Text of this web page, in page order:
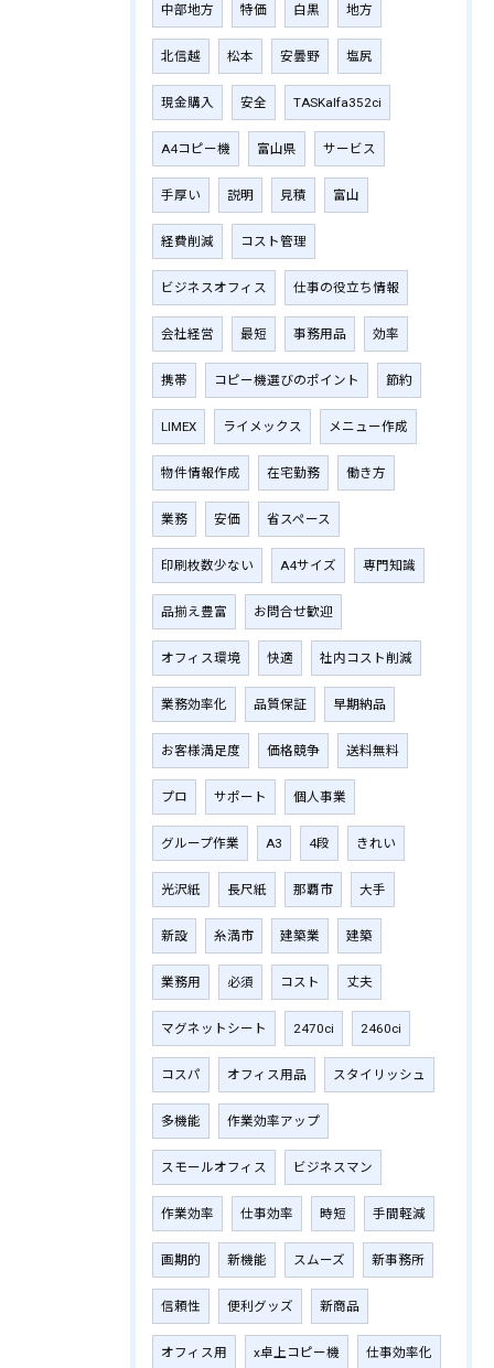
中部地方 特価 白黒 地方
北信越 松本 安曇野 塩尻
現金購入 安全 TASKalfa352ci
A4コピー機 富山県 サービス
手厚い 説明 見積 富山
経費削減 コスト管理
ビジネスオフィス 仕事の役立ち情報
会社経営 最短 事務用品 効率
携帯 コピー機選びのポイント 節約
LIMEX ライメックス メニュー作成
物件情報作成 在宅勤務 働き方
業務 安価 省スペース
印刷枚数少ない A4サイズ 専門知識
品揃え豊富 お問合せ歓迎
オフィス環境 快適 社内コスト削減
業務効率化 品質保証 早期納品
お客様満足度 価格競争 送料無料
プロ サポート 個人事業
グループ作業 A3 4段 きれい
光沢紙 長尺紙 那覇市 大手
新設 糸満市 建築業 建築
業務用 必須 コスト 丈夫
マグネットシート 2470ci 2460ci
コスパ オフィス用品 スタイリッシュ
多機能 作業効率アップ
スモールオフィス ビジネスマン
作業効率 仕事効率 時短 手間軽減
画期的 新機能 スムーズ 新事務所
信頼性 便利グッズ 新商品
オフィス用 x卓上コピー機 仕事効率化